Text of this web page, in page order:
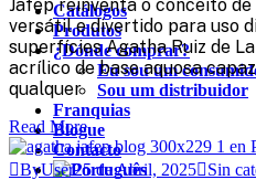
Catálogos
Produtos
¿Dónde comprar?
Eu sou um
Sou um distribuidor
Franquias
Blogue
Contacto
Jafep reinventa o conceito
versátil e divertido para uso
superfícies Agatha Ruiz de
acrílico de base aquosa
qualquer
Read More
ByUser25 de Abril, 2025 Sin